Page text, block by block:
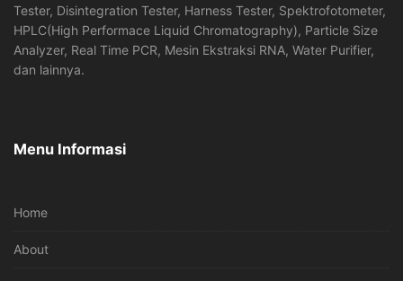
Tester, Disintegration Tester, Harness Tester, Spektrofotometer,
HPLC(High Performace Liquid Chromatography), Particle Size
Analyzer, Real Time PCR, Mesin Ekstraksi RNA, Water Purifier,
dan lainnya.
Menu Informasi
Home
About